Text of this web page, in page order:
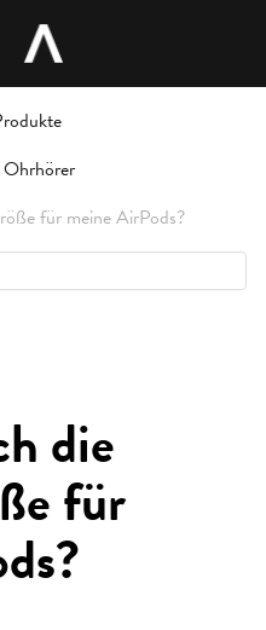
für meine AirPods?
die
für